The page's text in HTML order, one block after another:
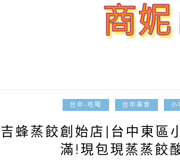
台中-吃喝 台中美食 小
吉蜂蒸餃創始店|台中東區
滿!現包現蒸蒸餃